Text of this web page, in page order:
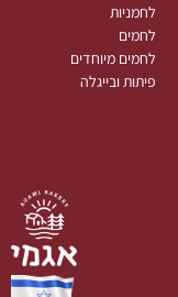
לחמניות
לחמים
לחמים מיוחדים
פיתות ובייגלה